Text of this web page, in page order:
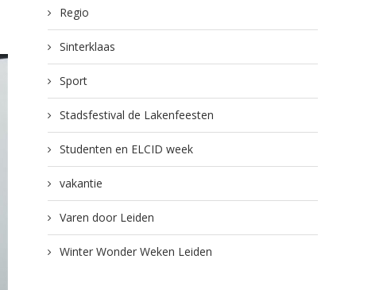
Regio
Sinterklaas
Sport
Stadsfestival de Lakenfeesten
Studenten en ELCID week
vakantie
Varen door Leiden
Winter Wonder Weken Leiden